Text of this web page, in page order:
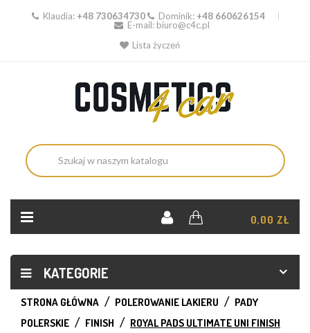
Klaudia: +48 730634730 Dominik: +48 660626154
E-mail: biuro@c4c.pl
Lista życzeń
0,00 ZŁ
KATEGORIE
STRONA GŁÓWNA POLEROWANIE LAKIERU
PADY
POLERSKIE
FINISH
ROYAL PADS ULTIMATE UNI FINISH